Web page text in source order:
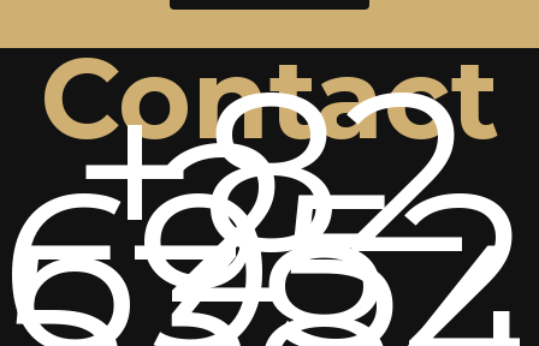
Contact
+82
2-